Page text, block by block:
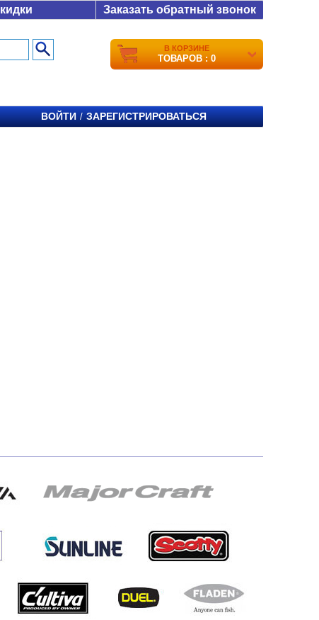
Заказать обратный звонок
В КОРЗИНЕ
ТОВАРОВ : 0
ВОЙТИ / ЗАРЕГИСТРИРОВАТЬСЯ